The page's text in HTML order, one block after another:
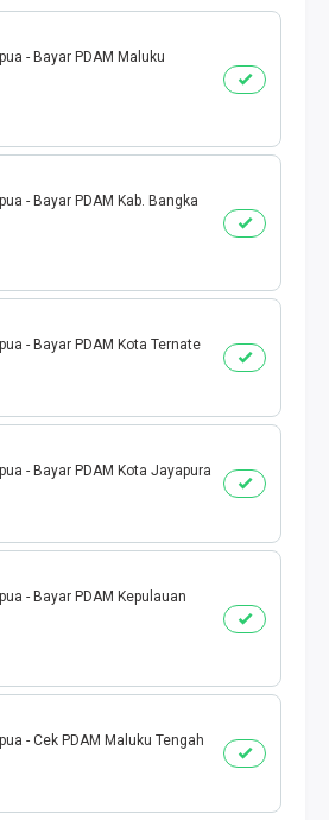
- Bayar PDAM Maluku
- Bayar PDAM Kab. Bangka
- Bayar PDAM Kota Ternate
- Bayar PDAM Kota Jayapura
- Bayar PDAM Kepulauan
- Cek PDAM Maluku Tengah